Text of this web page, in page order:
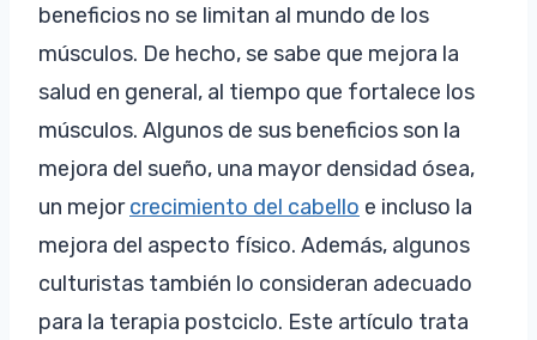
beneficios no se limitan al mundo de los
músculos. De hecho, se sabe que mejora la
salud en general, al tiempo que fortalece los
músculos. Algunos de sus beneficios son la
mejora del sueño, una mayor densidad ósea,
un mejorcrecimiento del cabello e incluso la
mejora del aspecto físico. Además, algunos
culturistas también lo consideran adecuado
para la terapia postciclo. Este artículo trata